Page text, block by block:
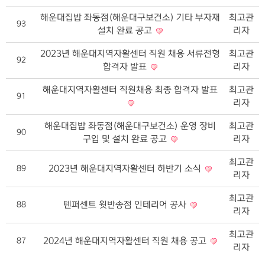
93
해운대집밥 좌동점(해운대구보건소) 기타 부자재
설치 완료 공고
최고관
리자
92
2023년 해운대지역자활센터 직원 채용 서류전형
합격자 발표
최고관
리자
91
해운대지역자활센터 직원채용 최종 합격자 발표
최고관
리자
90
해운대집밥 좌동점(해운대구보건소) 운영 장비
구입 및 설치 완료 공고
최고관
리자
89 2023년 해운대지역자활센터 하반기 소식
최고관
리자
88 텐퍼센트 윗반송점 인테리어 공사
최고관
리자
87 2024년 해운대지역자활센터 직원 채용 공고
최고관
리자